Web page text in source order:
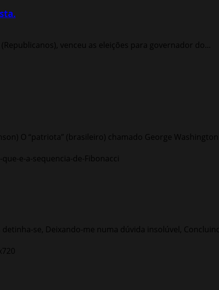
venceu as eleições para governador do...
O “patriota” (brasileiro) chamado George
se, Deixando-me numa dúvida insolúvel,